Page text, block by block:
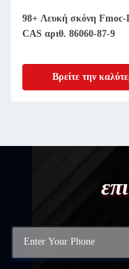
98+ Λευκή σκόνη
CAS αριθ. 86060-87-9
Βρείτε την